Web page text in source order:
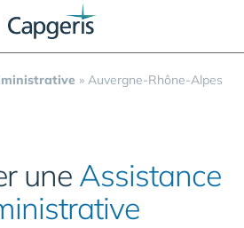
» Auvergne-Rhône-Alpes
une Assistance